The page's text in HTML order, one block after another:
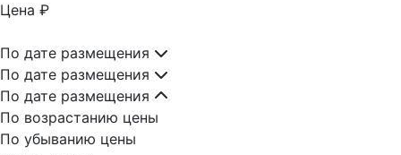
Цена ₽
По дате размещения
По дате размещения
По дате размещения
По возрастанию цены
По убыванию цены